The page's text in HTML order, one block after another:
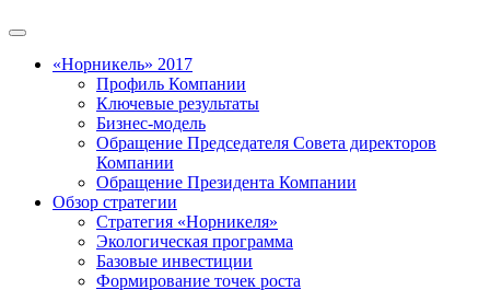
«Норникель» 2017
Профиль Компании
Ключевые результаты
Бизнес-модель
Обращение Председателя Совета директоров
Компании
Обращение Президента Компании
Обзор стратегии
Стратегия «Норникеля»
Экологическая программа
Базовые инвестиции
Формирование точек роста